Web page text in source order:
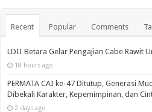
Recent Popular Comments
LDII Betara Gelar Pengajian Cabe Rawit
18 hours ago
PERMATA CAI ke-47 Ditutup, Generasi
Dibekali Karakter, Kepemimpinan, dan
2 days ago